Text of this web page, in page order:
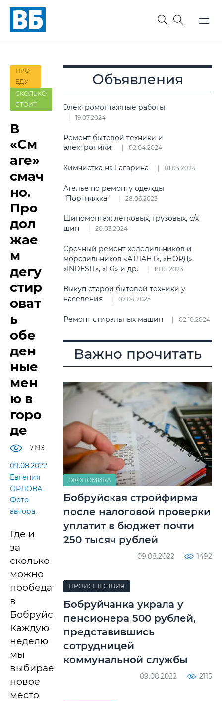
ПРО
ЕДУ
СКОЛЬКО
СТОИТ
В
«См
аге»
смач
но.
Про
дол
жае
м
дегу
стир
оват
ь
обе
ден
ные
мен
ю в
горо
де
7193
09.08.2022
Евгения
ОРЛОВА.
Фото
автора.
Где и
за
сколько
можно
пообедать
в
Бобруйске?
Каждую
неделю
мы
выбираем
новое
место
Объявления
Электромонтажные работы.
19.07.2024
Ремонт бытовой техники и
электроники:
02.04.2024
Химчистка на Гагарина 01.03.2024
Ателье по ремонту одежды
"Портняжка"
28.06.2023
Шиномонтаж легковых, грузовых, с/х
шин
20.03.2024
Срочный ремонт холодильников и
морозильников «АТЛАНТ», «НОРД»,
«INDESIT», «LG» и др.
18.01.2023
Выкуп старой бытовой техники у
населения
07.04.2025
Ремонт стиральных машин 02.10.2024
Важно прочитать
ЭКОНОМИКА
Бобруйская стройфирма
после налоговой проверки
уплатит в бюджет почти
250 тысяч рублей
09.08.2022 1492
ПРОИСШЕСТВИЯ
Бобруйчанка украла у
пенсионера 500 рублей,
представившись
сотрудницей
коммунальной службы
09.08.2022 2115